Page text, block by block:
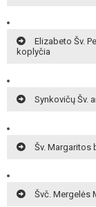
Elizabeto Šv.
koplyčia
Synkovičų Šv.
Šv. Margaritos
Švč. Mergelės